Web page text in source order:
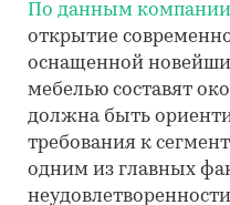
По данным
открытие
оснащенной
мебелью составят
должна быть
требования к
одним из главных